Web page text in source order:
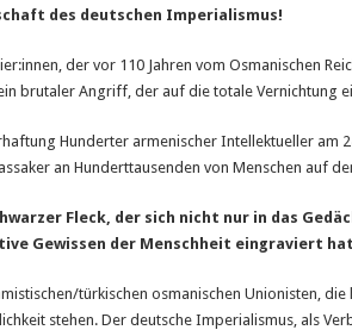
des deutschen Imperialismus!
der vor 110 Jahren vom Osmanischen
brutaler Angriff, der auf die totale Vernichtung
Hunderter armenischer Intellektueller am
an Hunderttausenden von Menschen auf
Fleck, der sich nicht nur in das
Gewissen der Menschheit eingraviert
türkischen osmanischen Unionisten,
stehen. Der deutsche Imperialismus, als